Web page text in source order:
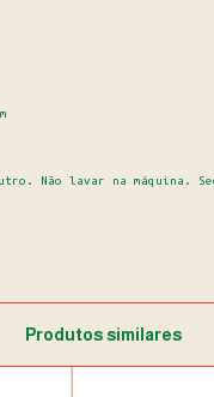
Não lavar na máquina.
Produtos similares